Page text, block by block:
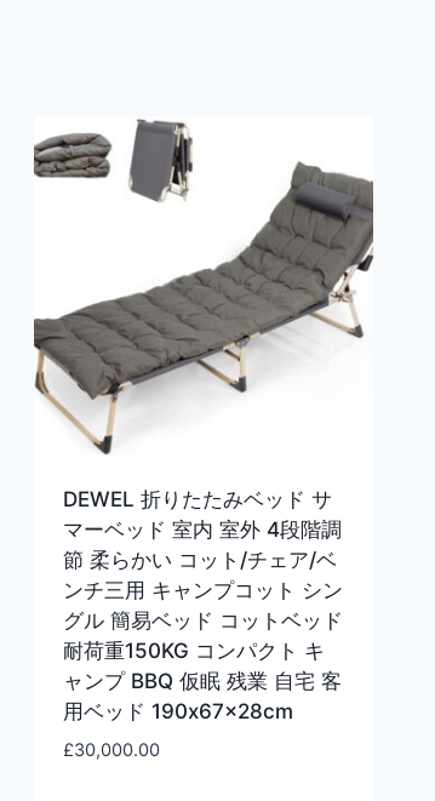
DEWEL 折りたたみベッド サ
マーベッド 室内 室外 4段階調
節 柔らかい コット/チェア/ベ
ンチ三用 キャンプコット シン
グル 簡易ベッド コットベッド
耐荷重150KG コンパクト キ
ャンプ BBQ 仮眠 残業 自宅 客
用ベッド 190x67x28cm
£30,000.00